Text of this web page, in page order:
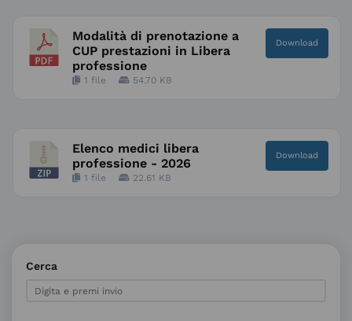
Modalità di prenotazione a
CUP prestazioni in Libera
professione
1 file 54.70 KB
Download
Elenco medici libera
professione - 2026
1 file 22.61 KB
Download
Cerca